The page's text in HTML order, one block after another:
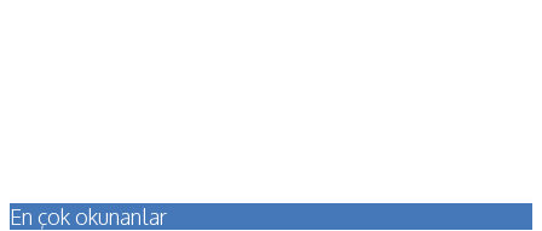
En çok okunanlar